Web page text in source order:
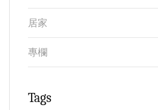
居家
專欄
Tags